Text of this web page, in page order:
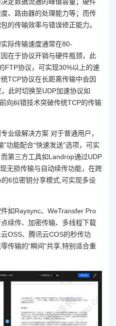
、路由器的处理能力等；而传
的传输效率与错误修正能力。
际传输速度通常在80-
在于协议开销与硬件瓶颈，此
FTP协议，可实现30%以上的速
TCP协议在长距离传输中会因
此时切换至UDP加速协议如
向纠错技术突破传统TCP的传输
业级解决方案 对于普通用户，
功能配合“快速发送”选项，可实
第三方工具如Landrop通过UDP
无损传输与自动续传功能，在跨
6位密钥分享模式,可实现多设
如Raysync、WeTransfer Pro
续传、加密传输、多线程下载
OSS、腾讯云COS的秒传功
传输的“瞬间”共享,特别适合重